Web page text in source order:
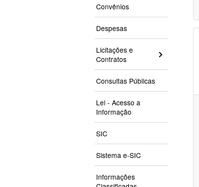
Convênios
Despesas
Licitações e
Contratos
Consultas Públicas
Lei - Acesso a
Informação
SIC
Sistema e-SIC
Informações